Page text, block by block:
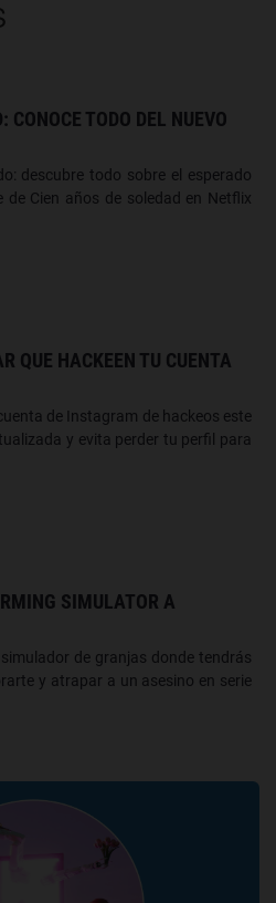
CONOCE TODO DEL NUEVO
descubre todo sobre el esperado
Cien años de soledad en Netflix
QUE HACKEEN TU CUENTA
de Instagram de hackeos este
y evita perder tu perfil para
SIMULATOR A
de granjas donde tendrás
y atrapar a un asesino en serie